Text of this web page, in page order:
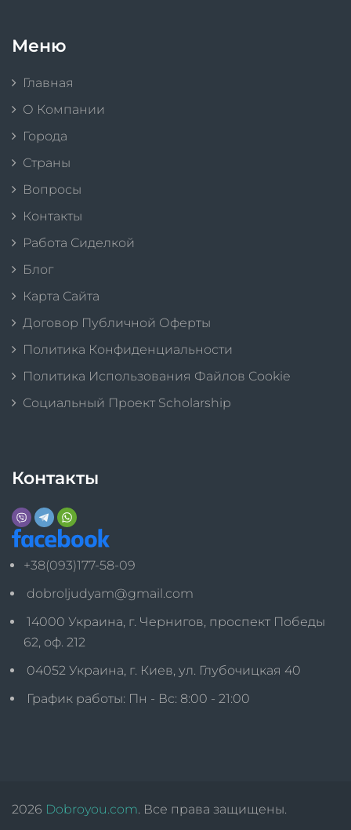
Меню
Главная
О Компании
Города
Страны
Вопросы
Контакты
Работа Сиделкой
Блог
Карта Сайта
Договор Публичной Оферты
Политика Конфиденциальности
Политика Использования Файлов Cookie
Социальный Проект Scholarship
Контакты
+38(093)177-58-09
dobroljudyam@gmail.com
14000 Украина, г. Чернигов, проспект Победы
62, оф. 212
04052 Украина, г. Киев, ул. Глубочицкая 40
График работы: Пн - Вс: 8:00 - 21:00
2026 Dobroyou.com. Все права защищены.